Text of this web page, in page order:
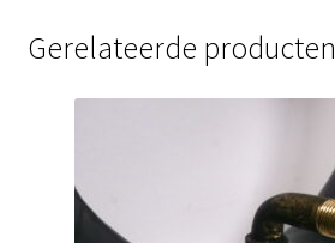
Gerelateerde producten